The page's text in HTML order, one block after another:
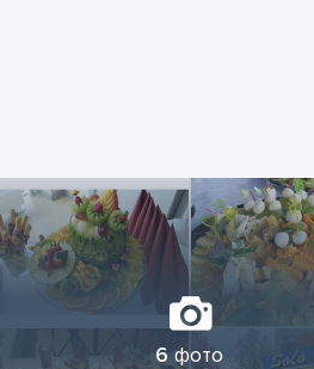
6 фото